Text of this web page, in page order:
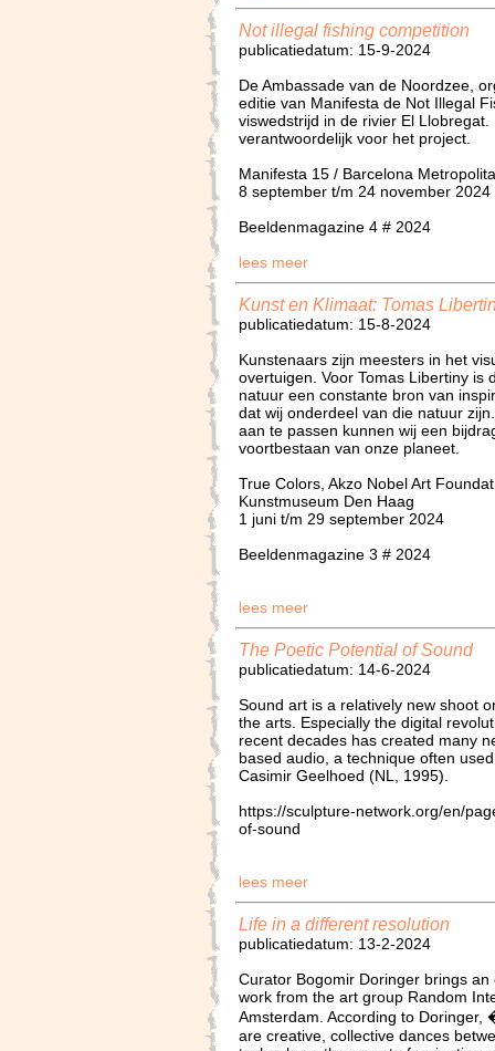
Not illegal fishing competition
publicatiedatum: 15-9-2024
De Ambassade van de Noordzee,
editie van Manifesta de Not Illegal
viswedstrijd in de rivier El
verantwoordelijk voor het project.
Manifesta 15 / Barcelona
8 september t/m 24 november 2024
Beeldenmagazine 4 # 2024
lees meer
Kunst en Klimaat: Tomas
publicatiedatum: 15-8-2024
Kunstenaars zijn meesters in het
overtuigen. Voor Tomas Libertiny is
natuur een constante bron van
dat wij onderdeel van die natuur
aan te passen kunnen wij een
voortbestaan van onze planeet.
True Colors, Akzo Nobel Art
Kunstmuseum Den Haag
1 juni t/m 29 september 2024
Beeldenmagazine 3 # 2024
lees meer
The Poetic Potential of Sound
publicatiedatum: 14-6-2024
Sound art is a relatively new shoot
the arts. Especially the digital
recent decades has created many
based audio, a technique often
Casimir Geelhoed (NL, 1995).
https://sculpture-network.org/en/
of-sound
lees meer
Life in a different resolution
publicatiedatum: 13-2-2024
Curator Bogomir Doringer brings
work from the art group Random
Amsterdam. According to
are creative, collective dances